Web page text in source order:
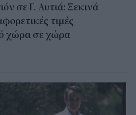
σε Γ. Αυτιά: Ξεκινά
τιμές
χώρα σε χώρα